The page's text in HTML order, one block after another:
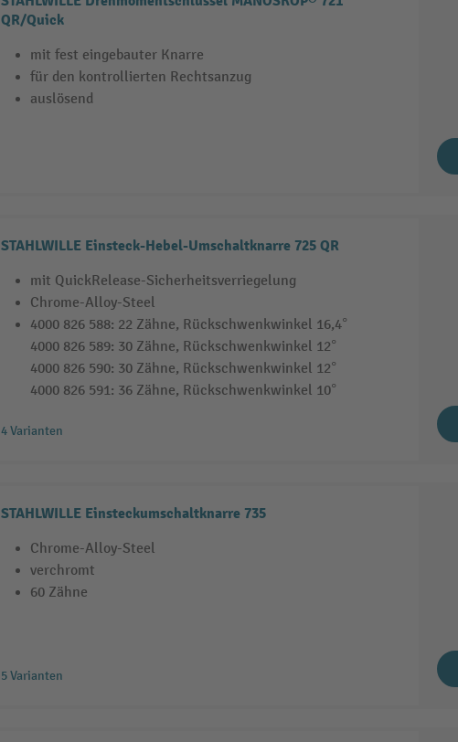
QR/Quick
mit fest eingebauter Knarre
für den kontrollierten Rechtsanzug
auslösend
STAHLWILLE Einsteck-Hebel-Umschaltknarre 725 QR
mit QuickRelease-Sicherheitsverriegelung
Chrome-Alloy-Steel
4000 826 588: 22 Zähne, Rückschwenkwinkel 16,4°
4000 826 589: 30 Zähne, Rückschwenkwinkel 12°
4000 826 590: 30 Zähne, Rückschwenkwinkel 12°
4000 826 591: 36 Zähne, Rückschwenkwinkel 10°
4 Varianten
STAHLWILLE Einsteckumschaltknarre 735
Chrome-Alloy-Steel
verchromt
60 Zähne
5 Varianten